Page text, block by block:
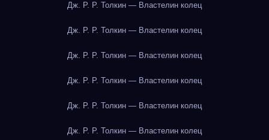
Дж. Р. Р. Толкин — Властелин колец
Дж. Р. Р. Толкин — Властелин колец
Дж. Р. Р. Толкин — Властелин колец
Дж. Р. Р. Толкин — Властелин колец
Дж. Р. Р. Толкин — Властелин колец
Дж. Р. Р. Толкин — Властелин колец